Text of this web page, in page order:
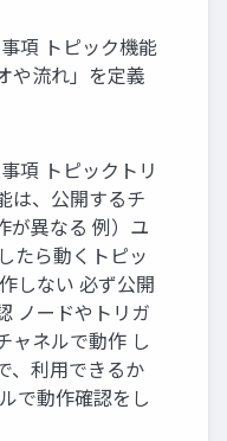
項 トピック機能
や流れ」を定義
項 トピックトリ
は、公開するチ
が異なる 例）ユ
たら動くトピッ
しない 必ず公開
ノードやトリガ
ャネルで動作 し
、利用できるか
で動作確認をし